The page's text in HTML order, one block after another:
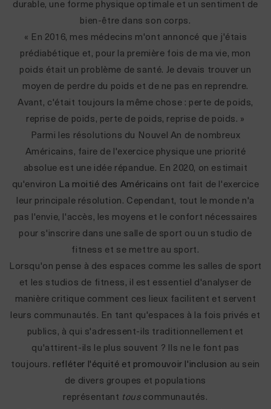
durable, une forme physique optimale et un sentiment de
bien-être dans son corps.
« En 2016, mes médecins m'ont annoncé que j'étais
prédiabétique et, pour la première fois de ma vie, mon
poids était un problème de santé. Je devais trouver un
moyen de perdre du poids et de ne pas en reprendre.
Avant, c'était toujours la même chose : perte de poids,
reprise de poids, perte de poids, reprise de poids. »
Parmi les résolutions du Nouvel An de nombreux
Américains, faire de l'exercice physique une priorité
absolue est une idée répandue. En 2020, on estimait
qu'environ La moitié des Américains ont fait de l'exercice
leur principale résolution. Cependant, tout le monde n'a
pas l'envie, l'accès, les moyens et le confort nécessaires
pour s'inscrire dans une salle de sport ou un studio de
fitness et se mettre au sport.
Lorsqu'on pense à des espaces comme les salles de sport
et les studios de fitness, il est essentiel d'analyser de
manière critique comment ces lieux facilitent et servent
leurs communautés. En tant qu'espaces à la fois privés et
publics, à qui s'adressent-ils traditionnellement et
qu'attirent-ils le plus souvent ? Ils ne le font pas
toujours. refléter l'équité et promouvoir l'inclusion au sein
de divers groupes et populations
représentant tous communautés.